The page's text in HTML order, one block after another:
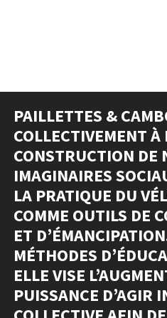
PAILLETTES &
COLLECTIVEMENT À
CONSTRUCTION DE
IMAGINAIRES
LA PRATIQUE DU
COMME OUTILS DE
ET
MÉTHODES
ELLE VISE
PUISSANCE D’AGIR